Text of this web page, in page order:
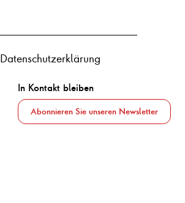
Datenschutzerklärung
In Kontakt bleiben
Abonnieren Sie unseren Newsletter